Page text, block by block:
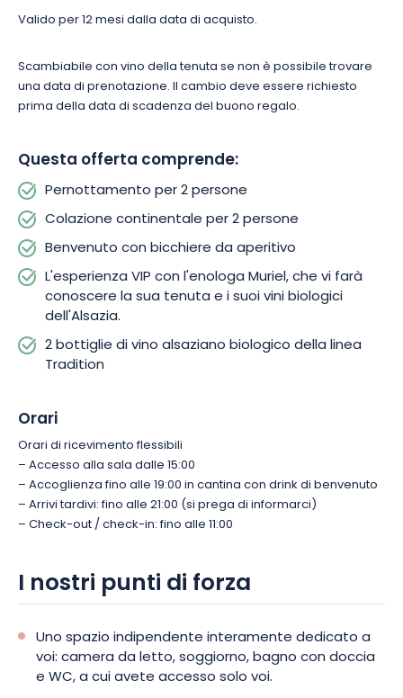
desiderio di staccare la spina, questa notte a « L’Inattendue » è
Regalatevi questa esperienza indimenticabile e lasciatevi
sedurre dal fascino dei vigneti alsaziani!
Valido per 12 mesi dalla data di acquisto.
Scambiabile con vino della tenuta se non è possibile trovare
una data di prenotazione. Il cambio deve essere richiesto
prima della data di scadenza del buono regalo.
Questa offerta comprende:
Pernottamento per 2 persone
Colazione continentale per 2 persone
Benvenuto con bicchiere da aperitivo
L'esperienza VIP con l'enologa Muriel, che vi farà
conoscere la sua tenuta e i suoi vini biologici
dell'Alsazia.
2 bottiglie di vino alsaziano biologico della linea
Tradition
Orari
Orari di ricevimento flessibili
– Accesso alla sala dalle 15:00
– Accoglienza fino alle 19:00 in cantina con drink di benvenuto
– Arrivi tardivi: fino alle 21:00 (si prega di informarci)
– Check-out / check-in: fino alle 11:00
I nostri punti di forza
Uno spazio indipendente interamente dedicato a
voi: camera da letto, soggiorno, bagno con doccia
e WC, a cui avete accesso solo voi.